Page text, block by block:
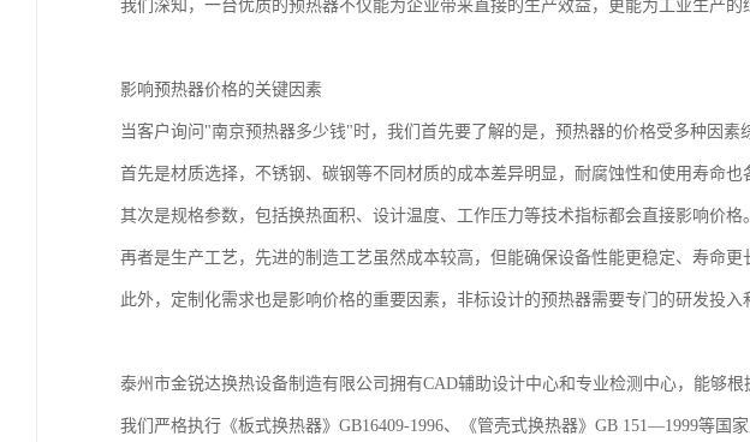
我们深知，一台优质的预热器不仅能为企业带来直接的生产效益，更能为工业生产
影响预热器价格的关键因素
当客户询问"南京预热器多少钱"时，我们首先要了解的是，预热器的价格受多种因素
首先是材质选择，不锈钢、碳钢等不同材质的成本差异明显，耐腐蚀性和使用寿命也
其次是规格参数，包括换热面积、设计温度、工作压力等技术指标都会直接影响价格
再者是生产工艺，先进的制造工艺虽然成本较高，但能确保设备性能更稳定、寿命更
此外，定制化需求也是影响价格的重要因素，非标设计的预热器需要专门的研发投入
泰州市金锐达换热设备制造有限公司拥有CAD辅助设计中心和专业检测中心，能够
我们严格执行《板式换热器》GB16409-1996、《管壳式换热器》GB 151—1999等国